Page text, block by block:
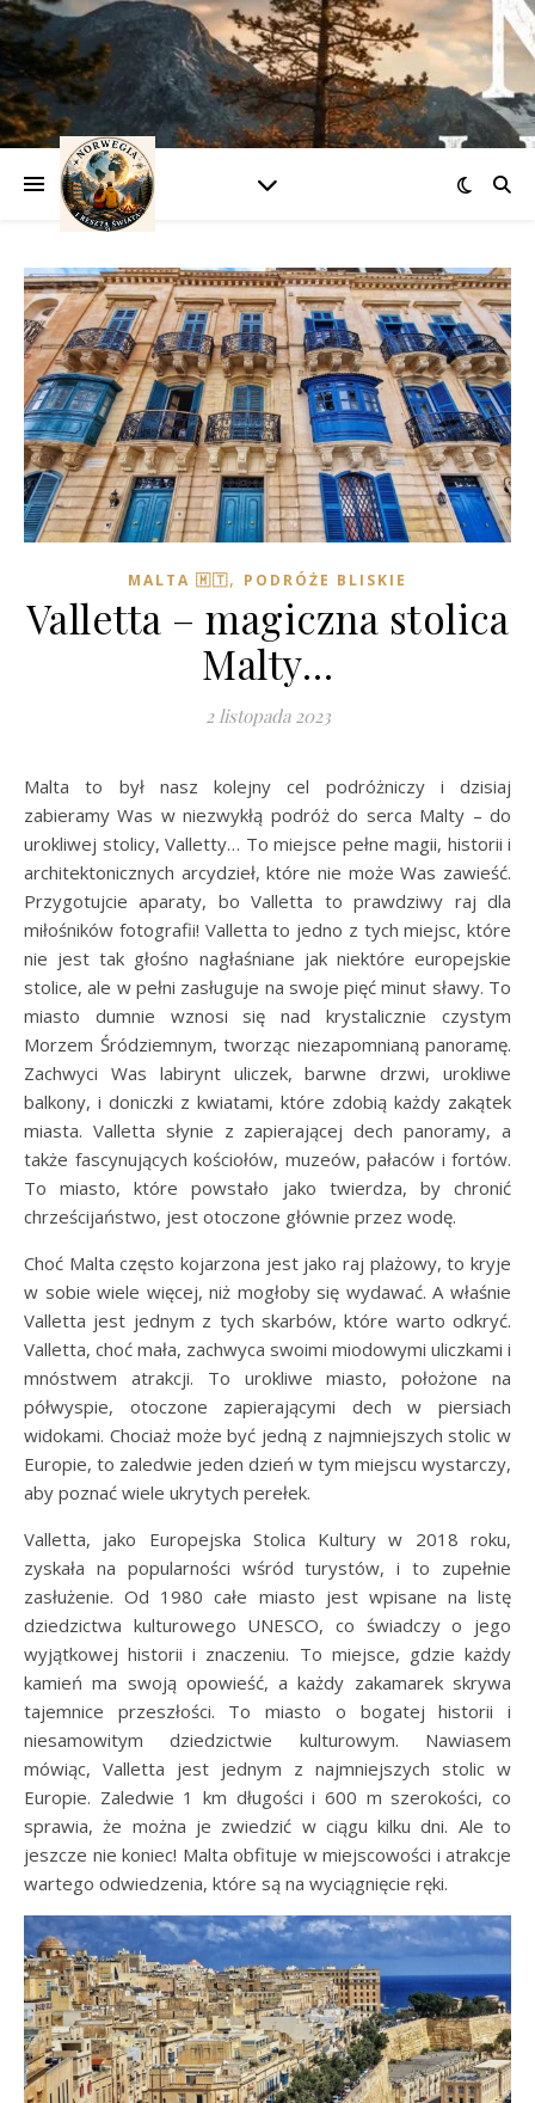
MALTA 🇲🇹, PODRÓŻE BLISKIE
Valletta – magiczna stolica
Malty…
2 listopada 2023
Malta to był nasz kolejny cel podróżniczy i dzisiaj
zabieramy Was w niezwykłą podróż do serca Malty – do
urokliwej stolicy, Valletty… To miejsce pełne magii, historii i
architektonicznych arcydzieł, które nie może Was zawieść.
Przygotujcie aparaty, bo Valletta to prawdziwy raj dla
miłośników fotografii! Valletta to jedno z tych miejsc, które
nie jest tak głośno nagłaśniane jak niektóre europejskie
stolice, ale w pełni zasługuje na swoje pięć minut sławy. To
miasto dumnie wznosi się nad krystalicznie czystym
Morzem Śródziemnym, tworząc niezapomnianą panoramę.
Zachwyci Was labirynt uliczek, barwne drzwi, urokliwe
balkony, i doniczki z kwiatami, które zdobią każdy zakątek
miasta. Valletta słynie z zapierającej dech panoramy, a
także fascynujących kościołów, muzeów, pałaców i fortów.
To miasto, które powstało jako twierdza, by chronić
chrześcijaństwo, jest otoczone głównie przez wodę.
Choć Malta często kojarzona jest jako raj plażowy, to kryje
w sobie wiele więcej, niż mogłoby się wydawać. A właśnie
Valletta jest jednym z tych skarbów, które warto odkryć.
Valletta, choć mała, zachwyca swoimi miodowymi uliczkami i
mnóstwem atrakcji. To urokliwe miasto, położone na
półwyspie, otoczone zapierającymi dech w piersiach
widokami. Chociaż może być jedną z najmniejszych stolic w
Europie, to zaledwie jeden dzień w tym miejscu wystarczy,
aby poznać wiele ukrytych perełek.
Valletta, jako Europejska Stolica Kultury w 2018 roku,
zyskała na popularności wśród turystów, i to zupełnie
zasłużenie. Od 1980 całe miasto jest wpisane na listę
dziedzictwa kulturowego UNESCO, co świadczy o jego
wyjątkowej historii i znaczeniu. To miejsce, gdzie każdy
kamień ma swoją opowieść, a każdy zakamarek skrywa
tajemnice przeszłości. To miasto o bogatej historii i
niesamowitym dziedzictwie kulturowym. Nawiasem
mówiąc, Valletta jest jednym z najmniejszych stolic w
Europie. Zaledwie 1 km długości i 600 m szerokości, co
sprawia, że można je zwiedzić w ciągu kilku dni. Ale to
jeszcze nie koniec! Malta obfituje w miejscowości i atrakcje
wartego odwiedzenia, które są na wyciągnięcie ręki.